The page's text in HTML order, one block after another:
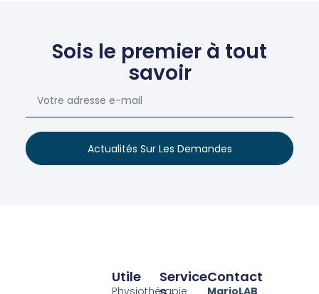
Sois le premier à tout
savoir
Actualités Sur Les Demandes
Service
Utile Contact